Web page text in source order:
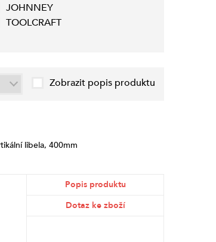
JOHNNEY
TOOLCRAFT
Zobrazit popis produktu
libela, 400mm
Popis produktu
Dotaz ke zboží